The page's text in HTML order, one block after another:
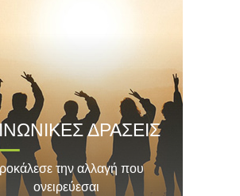
ΔΡΑΣΕΙΣ
την αλλαγή που
ονειρεύεσαι